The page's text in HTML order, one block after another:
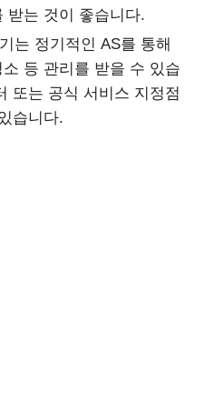
받는 것이 좋습니다.
는 정기적인 AS를 통해
등 관리를 받을 수 있습
또는 공식 서비스 지정점
습니다.